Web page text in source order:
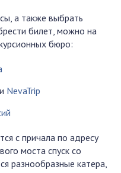
а также выбрать
билет, можно на
бюро:
NevaTrip
с причала по адресу
моста спуск со
разнообразные катера,